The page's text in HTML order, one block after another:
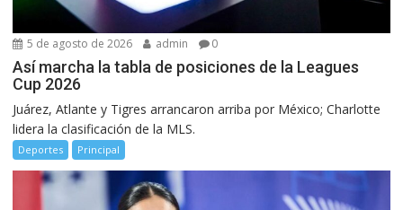
5 de agosto de 2026 admin 0
Así marcha la tabla de posiciones de la Leagues
Cup 2026
Juárez, Atlante y Tigres arrancaron arriba por México; Charlotte
lidera la clasificación de la MLS.
Deportes Principal